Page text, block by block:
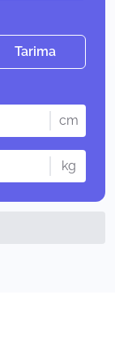
Tarima
cm
kg